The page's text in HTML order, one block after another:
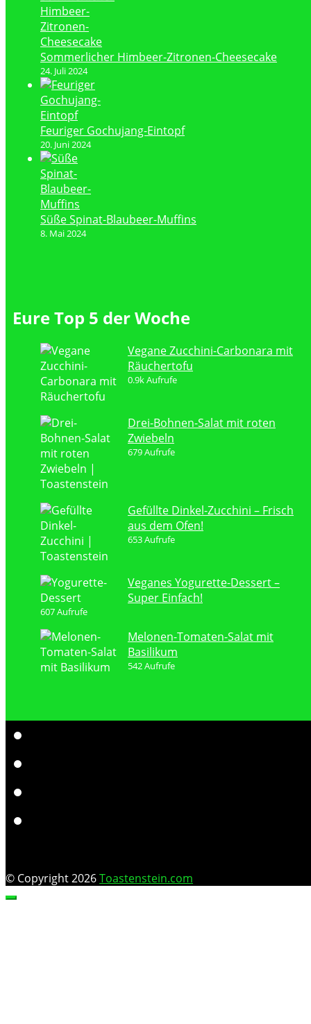
Sommerlicher Himbeer-Zitronen-Cheesecake
24. Juli 2024
Feuriger Gochujang-Eintopf
20. Juni 2024
Süße Spinat-Blaubeer-Muffins
8. Mai 2024
Eure Top 5 der Woche
Vegane Zucchini-Carbonara mit
Räuchertofu
0.9k Aufrufe
Drei-Bohnen-Salat mit roten
Zwiebeln
679 Aufrufe
Gefüllte Dinkel-Zucchini – Frisch
aus dem Ofen!
653 Aufrufe
Veganes Yogurette-Dessert –
Super Einfach!
607 Aufrufe
Melonen-Tomaten-Salat mit
Basilikum
542 Aufrufe
© Copyright 2026Toastenstein.com